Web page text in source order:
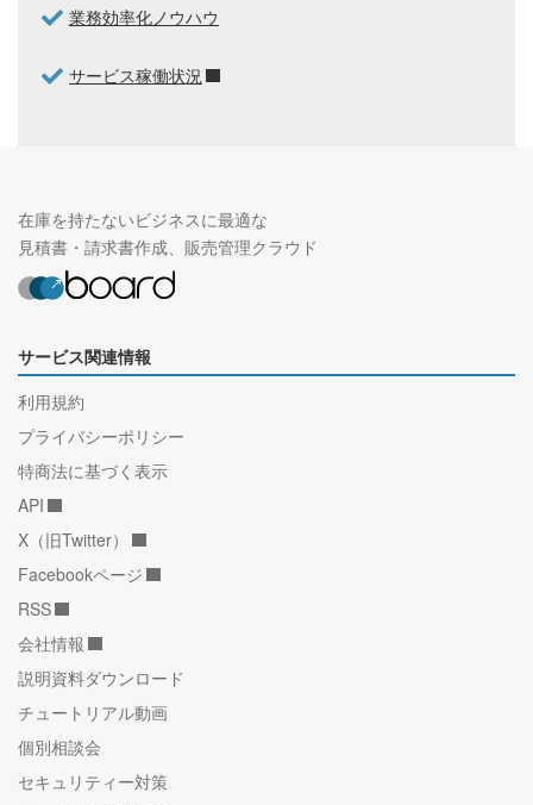
業務効率化ノウハウ
サービス稼働状況
在庫を持たないビジネスに最適な
見積書・請求書作成、販売管理クラウド
サービス関連情報
利用規約
プライバシーポリシー
特商法に基づく表示
API
X（旧Twitter）
Facebookページ
RSS
会社情報
説明資料ダウンロード
チュートリアル動画
個別相談会
セキュリティー対策